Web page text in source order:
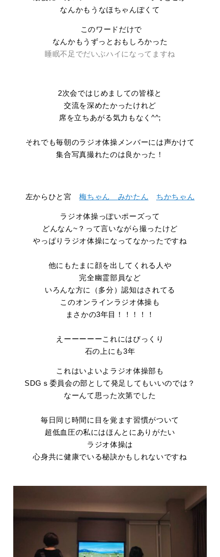
なんかもうなほちゃんぽくて
このワードだけで
なんかもうずっとおもしろかった
睡眠不足でだいぶハイになってますね
2次会ではじめましての皆様と
交流を深めたかったけれど
席を立ちあがる気力もなく^^;
それでも毎朝のラジオ体操メンバーには声かけて
集合写真撮れたのは良かった！
左からひと宮梅ちゃん みかたん ちかちゃん
ラジオ体操っぽいポーズって
どんなん~？って言いながら撮ったけど
やっぱりラジオ体操になってなかったですね
他にもたまに顔を出してくれる人や
完全幽霊部員など
いろんな方に（多分）認知はされてる
このオンラインラジオ体操も
まさかの3年目！！！！！
えーーーーーこれにはびっくり
石の上にも3年
これはいよいよラジオ体操部も
SDGｓ委員会の部として発足してもいいのでは？
なーんて思った次第でした
毎日同じ時間に目を覚ます習慣がついて
超低血圧の私にはほんとにありがたい
ラジオ体操は
心身共に健康でいる秘訣かもしれないですね